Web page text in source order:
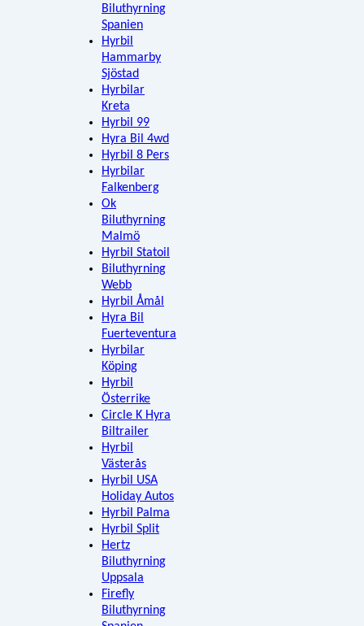
Biluthyrning
Spanien
Hyrbil
Hammarby
Sjöstad
Hyrbilar
Kreta
Hyrbil 99
Hyra Bil 4wd
Hyrbil 8 Pers
Hyrbilar
Falkenberg
Ok
Biluthyrning
Malmö
Hyrbil Statoil
Biluthyrning
Webb
Hyrbil Åmål
Hyra Bil
Fuerteventura
Hyrbilar
Köping
Hyrbil
Österrike
Circle K Hyra
Biltrailer
Hyrbil
Västerås
Hyrbil USA
Holiday Autos
Hyrbil Palma
Hyrbil Split
Hertz
Biluthyrning
Uppsala
Firefly
Biluthyrning